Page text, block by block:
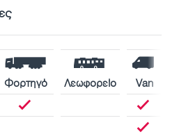
Φορτηγό Λεωφορείο
Van